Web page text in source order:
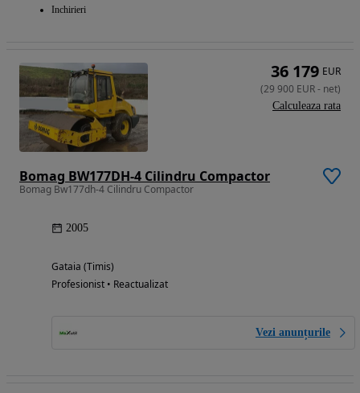
Inchirieri
Bomag BW177DH-4 Cilindru Compactor
Bomag Bw177dh-4 Cilindru Compactor
2005
Gataia (Timis)
Profesionist • Reactualizat
Vezi anunțurile
36 179 EUR
(29 900 EUR- net)
Calculeaza rata